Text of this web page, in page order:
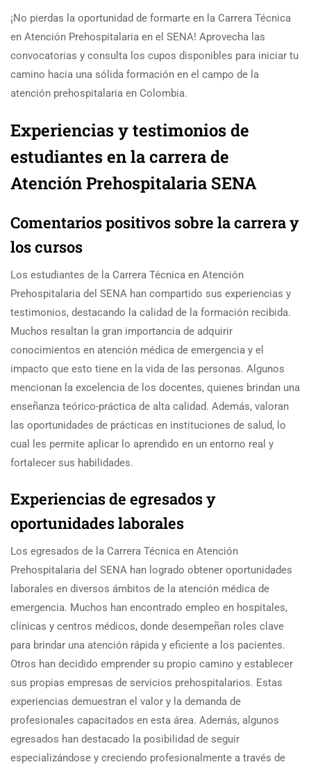
¡No pierdas la oportunidad de formarte en la Carrera Técnica
en Atención Prehospitalaria en el SENA! Aprovecha las
convocatorias y consulta los cupos disponibles para iniciar tu
camino hacia una sólida formación en el campo de la
atención prehospitalaria en Colombia.
Experiencias y testimonios de
estudiantes en la carrera de
Atención Prehospitalaria SENA
Comentarios positivos sobre la carrera y
los cursos
Los estudiantes de la Carrera Técnica en Atención
Prehospitalaria del SENA han compartido sus experiencias y
testimonios, destacando la calidad de la formación recibida.
Muchos resaltan la gran importancia de adquirir
conocimientos en atención médica de emergencia y el
impacto que esto tiene en la vida de las personas. Algunos
mencionan la excelencia de los docentes, quienes brindan una
enseñanza teórico-práctica de alta calidad. Además, valoran
las oportunidades de prácticas en instituciones de salud, lo
cual les permite aplicar lo aprendido en un entorno real y
fortalecer sus habilidades.
Experiencias de egresados y
oportunidades laborales
Los egresados de la Carrera Técnica en Atención
Prehospitalaria del SENA han logrado obtener oportunidades
laborales en diversos ámbitos de la atención médica de
emergencia. Muchos han encontrado empleo en hospitales,
clínicas y centros médicos, donde desempeñan roles clave
para brindar una atención rápida y eficiente a los pacientes.
Otros han decidido emprender su propio camino y establecer
sus propias empresas de servicios prehospitalarios. Estas
experiencias demuestran el valor y la demanda de
profesionales capacitados en esta área. Además, algunos
egresados han destacado la posibilidad de seguir
especializándose y creciendo profesionalmente a través de